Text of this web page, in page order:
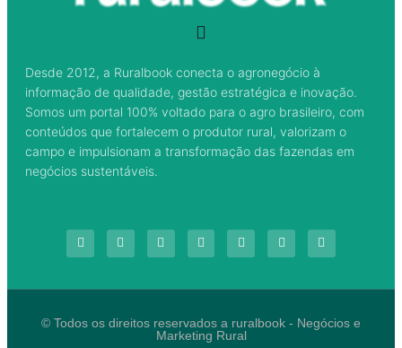
Desde 2012, a Ruralbook conecta o agronegócio à
informação de qualidade, gestão estratégica e inovação.
Somos um portal 100% voltado para o agro brasileiro, com
conteúdos que fortalecem o produtor rural, valorizam o
campo e impulsionam a transformação das fazendas em
negócios sustentáveis.
© Todos os direitos reservados a ruralbook - Negócios e
Marketing Rural